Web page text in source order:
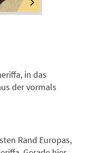
in das
der vormals
sucht. Was, weiß
der Faschisten, er floh
hütet er die letzte
Insel. Einer, der
Rand Europas,